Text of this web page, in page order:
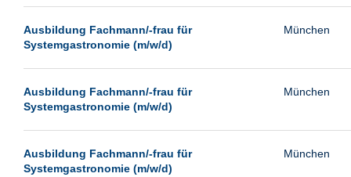
Wust/Brandenburg
Ausbildung Fachmann/-frau für
Systemgastronomie (m/w/d)
München
Ausbildung Fachmann/-frau für
Systemgastronomie (m/w/d)
München
Ausbildung Fachmann/-frau für
Systemgastronomie (m/w/d)
München